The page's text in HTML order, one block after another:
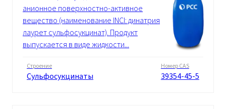
анионное поверхностно-активное
вещество (наименование INCI: динатрия
лаурет сульфосукцинат). Продукт
выпускается в виде жидкости...
Строение
Сульфосукцинаты
Номер CAS
39354-45-5